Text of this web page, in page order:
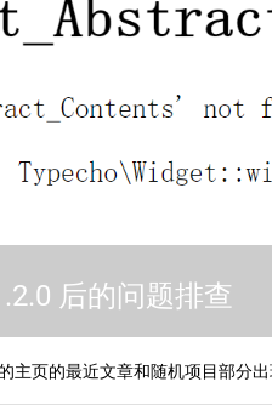
后的问题排查
主页的最近文章和随机项目部分